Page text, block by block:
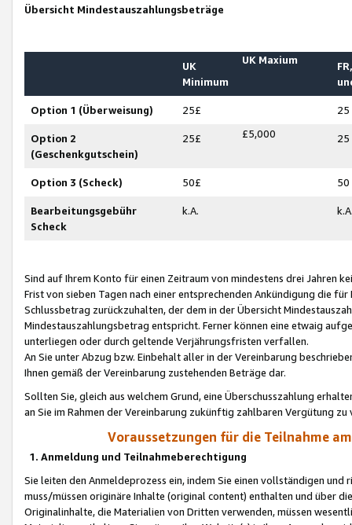
Übersicht Mindestauszahlungsbeträge
UK
Minimum
UK Maxium
Option 1 (Überweisung) 25£ 25
Option 2
(Geschenkgutschein)
25£ £5,000 25
Option 3 (Scheck) 50£ 50
Bearbeitungsgebühr
Scheck
k.A.
Sind auf Ihrem Konto für einen Zeitraum von mindestens drei Jahren
Frist von sieben Tagen nach einer entsprechenden Ankündigung die
Schlussbetrag zurückzuhalten, der dem in der Übersicht
Mindestauszahlungsbetrag entspricht. Ferner können eine etwaig
unterliegen oder durch geltende Verjährungsfristen verfallen.
An Sie unter Abzug bzw. Einbehalt aller in der Vereinbarung
Ihnen gemäß der Vereinbarung zustehenden Beträge dar.
Sollten Sie, gleich aus welchem Grund, eine Überschusszahlung
an Sie im Rahmen der Vereinbarung zukünftig zahlbaren Vergütung zu
Voraussetzungen für die Teilnahme
1. Anmeldung und Teilnahmeberechtigung
Sie leiten den Anmeldeprozess ein, indem Sie einen vollständigen
muss/müssen originäre Inhalte (original content) enthalten und über
Originalinhalte, die Materialien von Dritten verwenden, müssen